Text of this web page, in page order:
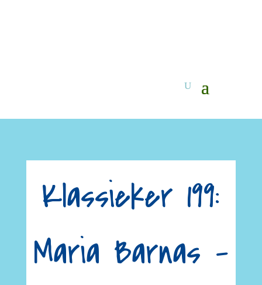
Klassieker 199:
Maria Barnas –